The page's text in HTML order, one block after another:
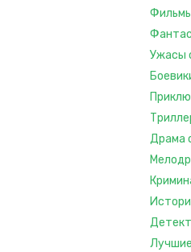
Ужасы
Драма